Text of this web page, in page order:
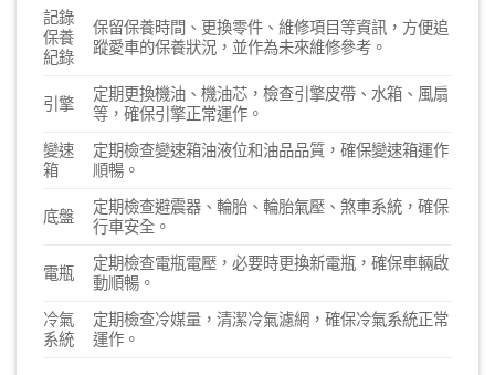
記錄
保養
紀錄
保留保養時間、更換零件、維修項目等資訊，方便追
蹤愛車的保養狀況，並作為未來維修參考。
引擎
定期更換機油、機油芯，檢查引擎皮帶、水箱、風扇
等，確保引擎正常運作。
變速
箱
定期檢查變速箱油液位和油品品質，確保變速箱運作
順暢。
底盤
定期檢查避震器、輪胎、輪胎氣壓、煞車系統，確保
行車安全。
電瓶
定期檢查電瓶電壓，必要時更換新電瓶，確保車輛啟
動順暢。
冷氣
系統
定期檢查冷媒量，清潔冷氣濾網，確保冷氣系統正常
運作。